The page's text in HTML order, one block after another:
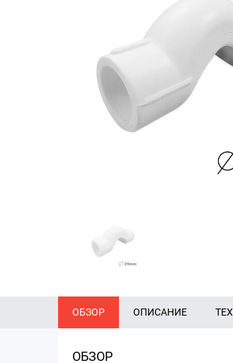
ОБЗОР ОПИСАНИЕ
ОБЗОР